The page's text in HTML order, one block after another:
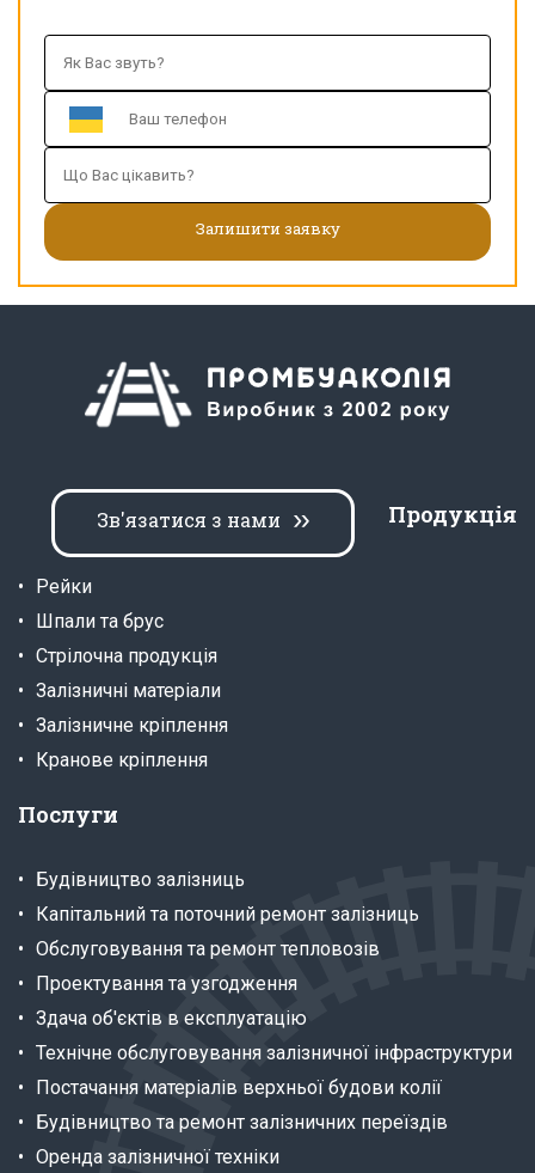
Послуги
Будівництво залізниць
Капітальний та поточний ремонт залізниць
Обслуговування та ремонт тепловозів
Проектування та узгодження
Здача об'єктів в експлуатацію
Технічне обслуговування залізничної інфраструктури
Постачання матеріалів верхньої будови колії
Будівництво та ремонт залізничних переїздів
Оренда залізничної техніки
Продукція
Рейки
Шпали та брус
Стрілочна продукція
Залізничні матеріали
Залізничне кріплення
Кранове кріплення
Зв'язатися з нами